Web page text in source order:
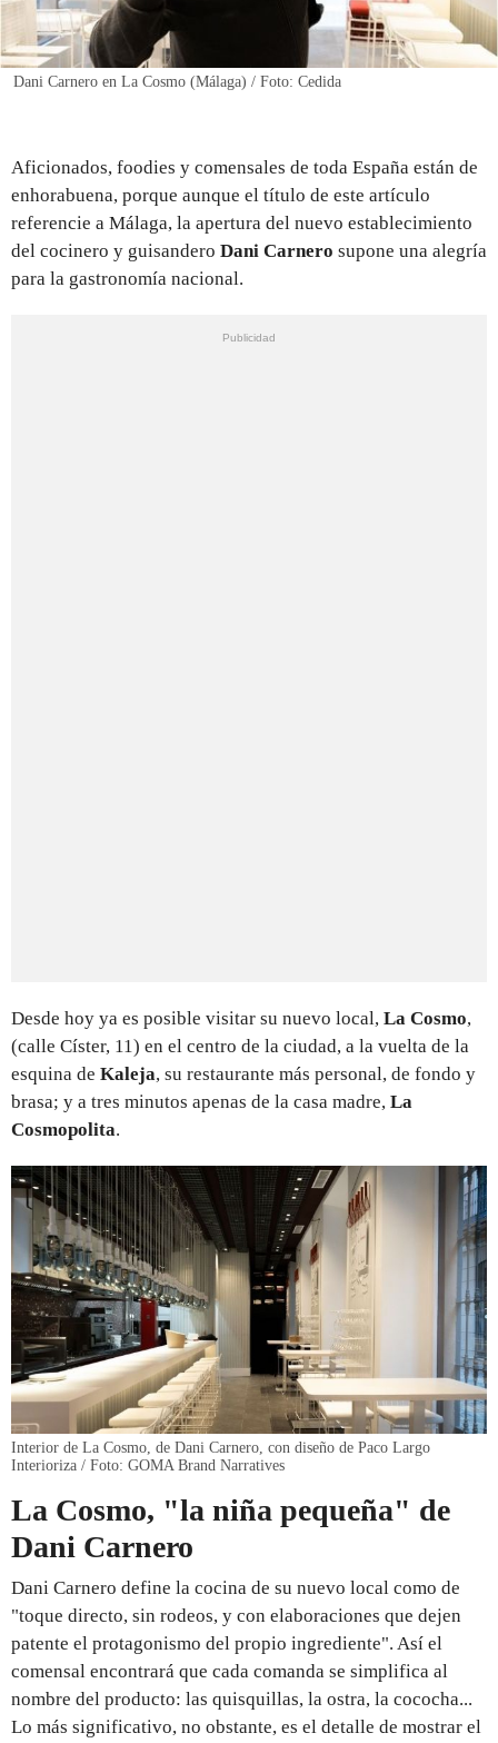
Dani Carnero en La Cosmo (Málaga) / Foto: Cedida
Aficionados, foodies y comensales de toda España están de
enhorabuena, porque aunque el título de este artículo
referencie a Málaga, la apertura del nuevo establecimiento
del cocinero y guisandero Dani Carnero supone una alegría
para la gastronomía nacional.
Desde hoy ya es posible visitar su nuevo local, La Cosmo,
(calle Císter, 11) en el centro de la ciudad, a la vuelta de la
esquina de Kaleja, su restaurante más personal, de fondo y
brasa; y a tres minutos apenas de la casa madre, La
Cosmopolita.
Interior de La Cosmo, de Dani Carnero, con diseño de Paco Largo
Interioriza / Foto: GOMA Brand Narratives
La Cosmo, "la niña pequeña" de
Dani Carnero
Dani Carnero define la cocina de su nuevo local como de
"toque directo, sin rodeos, y con elaboraciones que dejen
patente el protagonismo del propio ingrediente". Así el
comensal encontrará que cada comanda se simplifica al
nombre del producto: las quisquillas, la ostra, la cococha...
Lo más significativo, no obstante, es el detalle de mostrar el